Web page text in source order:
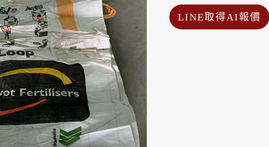
LINE取得AI報價